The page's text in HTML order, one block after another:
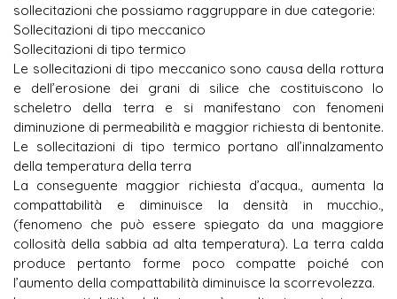
sollecitazioni che possiamo raggruppare in due categorie:
Sollecitazioni di tipo meccanico
Sollecitazioni di tipo termico
Le sollecitazioni di tipo meccanico sono causa della rottura
e dell’erosione dei grani di silice che costituiscono lo
scheletro della terra e si manifestano con fenomeni
diminuzione di permeabilità e maggior richiesta di bentonite.
Le sollecitazioni di tipo termico portano all’innalzamento
della temperatura della terra
La conseguente maggior richiesta d’acqua., aumenta la
compattabilità e diminuisce la densità in mucchio.,
(fenomeno che può essere spiegato da una maggiore
collosità della sabbia ad alta temperatura). La terra calda
produce pertanto forme poco compatte poiché con
l’aumento della compattabilità diminuisce la scorrevolezza.